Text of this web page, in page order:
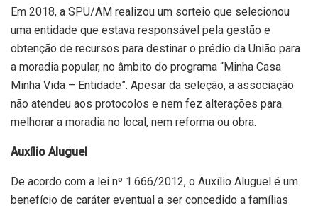
Em 2018, a SPU/AM realizou um sorteio que selecionou
uma entidade que estava responsável pela gestão e
obtenção de recursos para destinar o prédio da União para
a moradia popular, no âmbito do programa “Minha Casa
Minha Vida – Entidade”. Apesar da seleção, a associação
não atendeu aos protocolos e nem fez alterações para
melhorar a moradia no local, nem reforma ou obra.
Auxílio Aluguel
De acordo com a lei nº 1.666/2012, o Auxílio Aluguel é um
benefício de caráter eventual a ser concedido a famílias